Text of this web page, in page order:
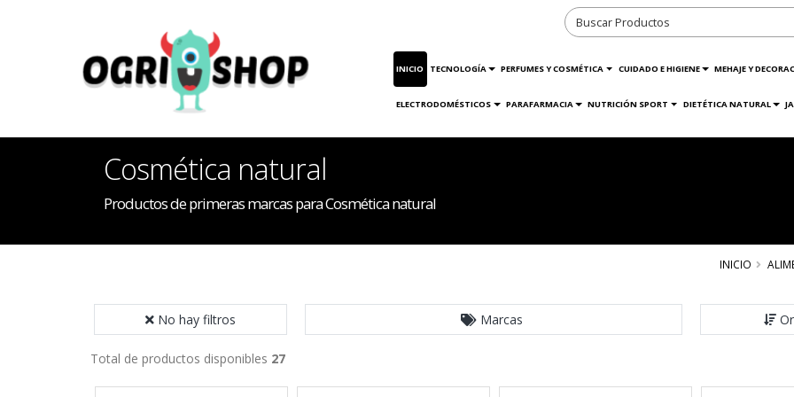
INICIO TECNOLOGÍA PERFUMES Y COSMÉTICA CUIDADO E HIGIENE MEHAJE Y
ELECTRODOMÉSTICOS PARAFARMACIA NUTRICIÓN SPORT DIETÉTICA NATURAL
Cosmética natural
Productos de primeras marcas para Cosmética natural
INICIO
No hay filtros Marcas
Total de productos disponibles 27